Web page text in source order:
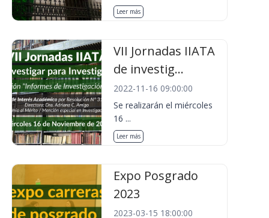
Leer más
VII Jornadas IIATA
de investig...
2022-11-16 09:00:00
Se realizarán el miércoles
16 ...
Leer más
Expo Posgrado
2023
2023-03-15 18:00:00